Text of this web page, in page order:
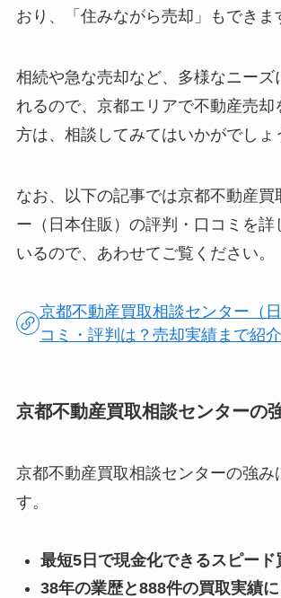
おり、「住みながら売却」もできま
相続や急な売却など、多様なニーズ
れるので、京都エリアで不動産売却
方は、相談してみてはいかがでしょ
なお、以下の記事では京都不動産買
ー（日本住販）の評判・口コミを詳
いるので、あわせてご覧ください。
京都不動産買取相談センター（
コミ・評判は？売却実績まで紹介
京都不動産買取相談センターの
京都不動産買取相談センターの強み
す。
最短5日で現金化できるスピード
38年の業歴と888件の買取実績